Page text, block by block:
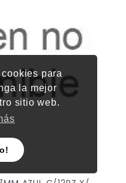
para
la mejor
sitio web.